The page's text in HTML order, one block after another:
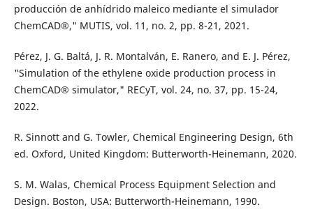
producción de anhídrido maleico mediante el simulador
ChemCAD®," MUTIS, vol. 11, no. 2, pp. 8-21, 2021.
Pérez, J. G. Baltá, J. R. Montalván, E. Ranero, and E. J. Pérez,
"Simulation of the ethylene oxide production process in
ChemCAD® simulator," RECyT, vol. 24, no. 37, pp. 15-24,
2022.
R. Sinnott and G. Towler, Chemical Engineering Design, 6th
ed. Oxford, United Kingdom: Butterworth-Heinemann, 2020.
S. M. Walas, Chemical Process Equipment Selection and
Design. Boston, USA: Butterworth-Heinemann, 1990.